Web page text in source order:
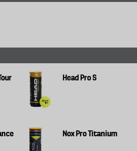
Head Pro S
Nox Pro Titanium